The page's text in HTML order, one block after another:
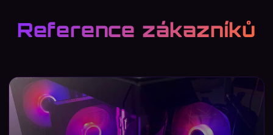
Reference zákazníků